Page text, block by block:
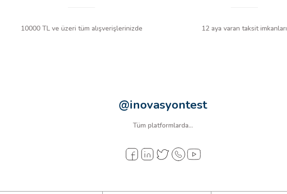
10000 TL ve üzeri tüm alışverişlerinizde 12 aya varan taksit imkanları
@inovasyontest
Tüm platformlarda...